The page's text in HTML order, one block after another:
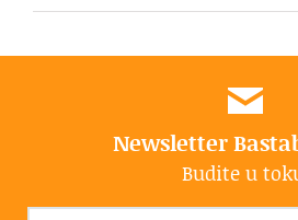
Newsletter
Budite u